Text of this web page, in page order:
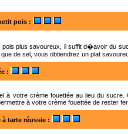
pois :
pois plus savoureux, il suffit d�avoir du
de sel, vous obtiendrez un plat
:
à votre crème fouettée au lieu du
à votre crème fouettée de rester
à tarte réussie :